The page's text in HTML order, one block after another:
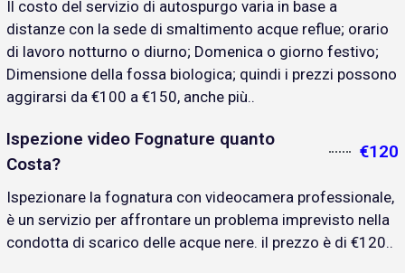
Il costo del servizio di autospurgo varia in base a
distanze con la sede di smaltimento acque reflue; orario
di lavoro notturno o diurno; Domenica o giorno festivo;
Dimensione della fossa biologica; quindi i prezzi possono
aggirarsi da €100 a €150, anche più..
Ispezione video Fognature quanto
Costa?
€120
Ispezionare la fognatura con videocamera professionale,
è un servizio per affrontare un problema imprevisto nella
condotta di scarico delle acque nere. il prezzo è di €120..